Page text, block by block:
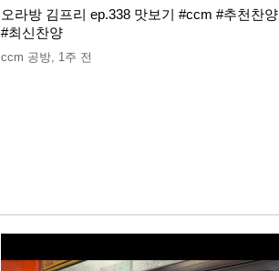
오라방 김프리 ep.338 맛보기 #ccm #추천찬양
#최신찬양
ccm 공방 1주 전